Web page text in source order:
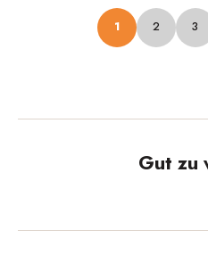
1 2 3
Gut zu